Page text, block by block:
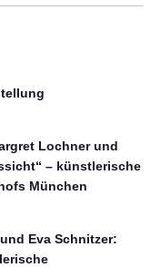
Lochner und
– künstlerische
München
Eva Schnitzer: